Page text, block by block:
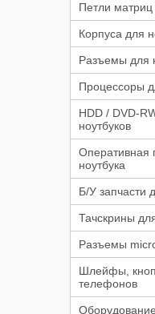
Петли матриц
Корпуса для
Разъемы для
Процессоры
HDD / DVD-
ноутбуков
Оперативная
ноутбука
Б/У запчасти
Тачскрины
Разъемы
Шлейфы,
телефонов